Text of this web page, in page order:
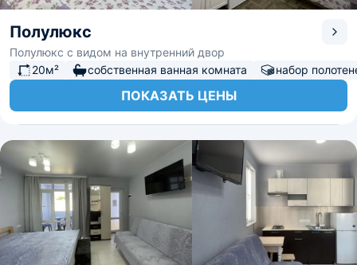
Полулюкс
Полулюкс с видом на внутренний двор
20м²
собственная ванная комната набор
ПОКАЗАТЬ ЦЕНЫ